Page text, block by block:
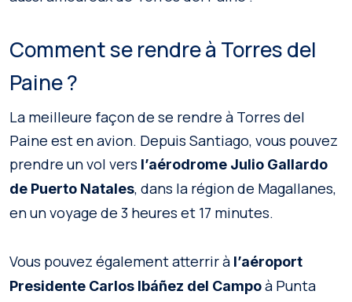
Comment se rendre à Torres del
Paine ?
La meilleure façon de se rendre à Torres del
Paine est en avion. Depuis Santiago, vous pouvez
prendre un vol vers l’aérodrome Julio Gallardo
de Puerto Natales, dans la région de Magallanes,
en un voyage de 3 heures et 17 minutes.
Vous pouvez également atterrir à l’aéroport
Presidente Carlos Ibáñez del Campoà Punta